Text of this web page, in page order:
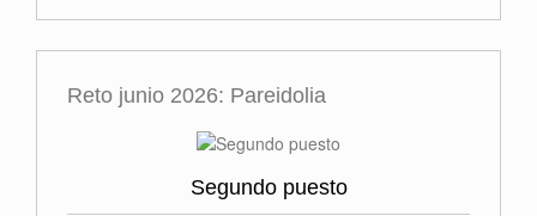
Reto junio 2026: Pareidolia
Segundo puesto